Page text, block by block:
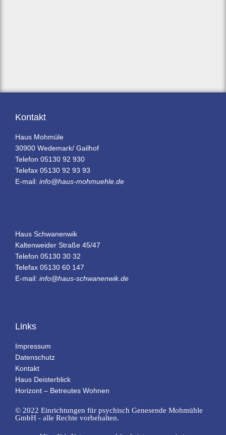
Kontakt
Haus Mohmüle
30900 Wedemark/ Gailhof
Telefon 05130 92 930
Telefax 05130 92 93 93
E-mail: info@haus-mohmuehle.de
Haus Schwanenwik
Kaltenweider Straße 45/47
Telefon 05130 30 32
Telefax 05130 60 147
E-mail: info@haus-schwanenwik.de
Links
Impressum
Datenschutz
Kontakt
Haus Deisterblick
Horizont – Betreutes Wohnen
© 2022 Einrichtungen für psychisch Genesende Mohmühle
GmbH - alle Rechte vorbehalten.